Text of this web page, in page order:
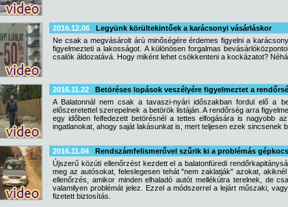
2016.12.06
Legyünk körültekintőek a karácsonyi vásárláskor
Ne csak a megvásárolt árú minőségére érdemes figyelni a
figyelmezteti a lakosságot. A különösen forgalmas
csalók áldozatává. Hogy miként lehet csökkenteni a kockázatot?
2016.11.22
Betöréses lopások veszélyére figyelmeztet a
A Balatonnál nem csak a tavaszi-nyári időszakban fordul elő a
előszeretettel szerepelnek a betörök listáján. A rendőrség arra
egy időben felfedezett betörésnél a tettes elfogására is nagyobb
ingatlanokat, ahogy saját lakásunkat is, mert teljesen ezek sincsenek
2016.11.04
Rendszámfelismerővel szűrik ki a problémás
Újszerű közúti ellenőrzést kezdett el a balatonfüredi
meg az autósokat, feleslegesen tehát "nem zaklatják" azokat,
ellenőrzés, amikor minden elhaladó autót mellékútra terelnek, de
valamilyen problémát jelez. Ezzel a módszerrel a lejárt műszaki,
fizetett biztosítás.